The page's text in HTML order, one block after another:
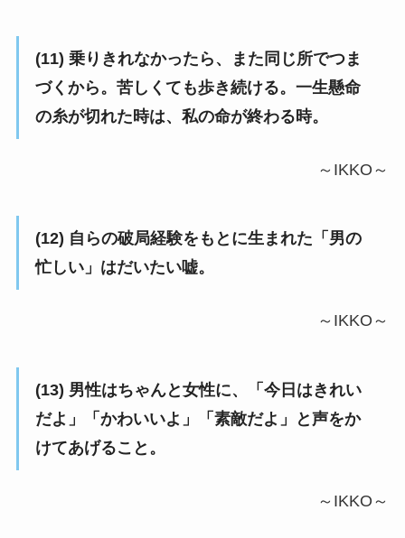
(11) 乗りきれなかったら、また同じ所でつま
づくから。苦しくても歩き続ける。一生懸命
の糸が切れた時は、私の命が終わる時。
～IKKO～
(12) 自らの破局経験をもとに生まれた「男の
忙しい」はだいたい嘘。
～IKKO～
(13) 男性はちゃんと女性に、「今日はきれい
だよ」「かわいいよ」「素敵だよ」と声をか
けてあげること。
～IKKO～